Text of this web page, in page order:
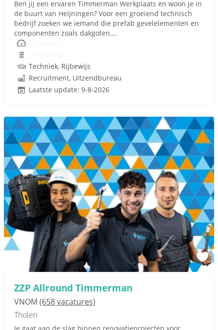
Ben jij een ervaren Timmerman Werkplaats en woon je in
de buurt van Heijningen? Voor een groeiend technisch
bedrijf zoeken we iemand die prefab gevelelementen en
componenten zoals dakgoten,...
Techniek, Rijbewijs
Recruitment, Uitzendbureau
Laatste update: 9-8-2026
ZZP Allround Timmerman
VNOM (658 vacatures)
Tholen